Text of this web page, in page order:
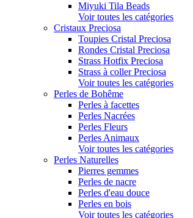
Miyuki Tila Beads
Voir toutes les catégories
Cristaux Preciosa
Toupies Cristal Preciosa
Rondes Cristal Preciosa
Strass Hotfix Preciosa
Strass à coller Preciosa
Voir toutes les catégories
Perles de Bohême
Perles à facettes
Perles Nacrées
Perles Fleurs
Perles Animaux
Voir toutes les catégories
Perles Naturelles
Pierres gemmes
Perles de nacre
Perles d'eau douce
Perles en bois
Voir toutes les catégories